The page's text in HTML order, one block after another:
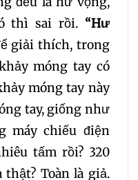
thì sai rồi. “Hư
giải thích, trong
móng tay có
móng tay này
tay, giống như
máy chiếu điện
tấm rồi? 320
Toàn là giả.